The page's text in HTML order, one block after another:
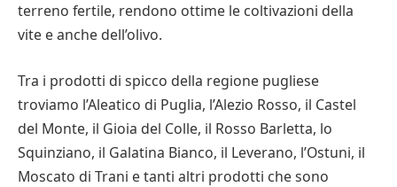
terreno fertile, rendono ottime le coltivazioni della
vite e anche dell’olivo.
Tra i prodotti di spicco della regione pugliese
troviamo l’Aleatico di Puglia, l’Alezio Rosso, il Castel
del Monte, il Gioia del Colle, il Rosso Barletta, lo
Squinziano, il Galatina Bianco, il Leverano, l’Ostuni, il
Moscato di Trani e tanti altri prodotti che sono